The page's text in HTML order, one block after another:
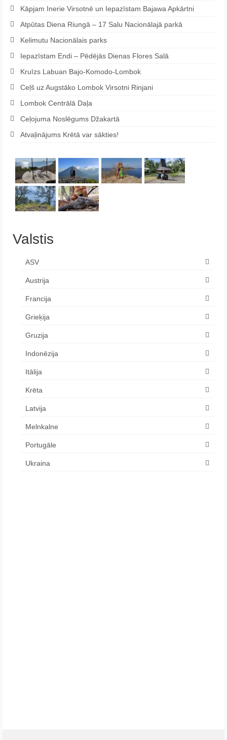
Kāpjam Inerie Virsotnē un Iepazīstam Bajawa Apkārtni
Atpūtas Diena Riungā – 17 Salu Nacionālajā parkā
Kelimutu Nacionālais parks
Iepazīstam Endi – Pēdējās Dienas Flores Salā
Kruīzs Labuan Bajo-Komodo-Lombok
Ceļš uz Augstāko Lombok Virsotni Rinjani
Lombok Centrālā Daļa
Ceļojuma Noslēgums Džakartā
Atvaļinājums Krētā var sākties!
Valstis
ASV
Austrija
Francija
Grieķija
Gruzija
Indonēzija
Itālija
Krēta
Latvija
Melnkalne
Portugāle
Ukraina